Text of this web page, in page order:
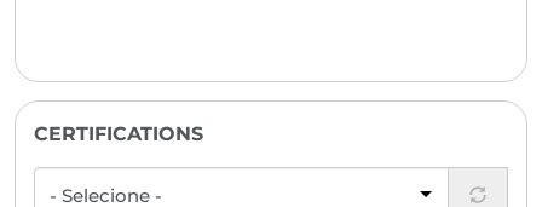
CERTIFICATIONS